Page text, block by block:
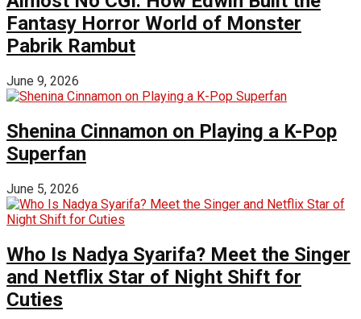
Fantasy Horror World of Monster
Pabrik Rambut
June 9, 2026
Shenina Cinnamon on Playing a K-Pop
Superfan
June 5, 2026
Who Is Nadya Syarifa? Meet the Singer
and Netflix Star of Night Shift for
Cuties